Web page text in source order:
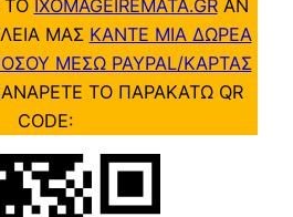
ΤΟ IXOMAGEIREMATA.GRΑΝ
ΜΑΣ ΚΑΝΤΕ ΜΙΑ ΔΩΡΕΑ
ΜΕΣΩ PAYPAL/ΚΑΡΤΑΣ
ΤΟ ΠΑΡΑΚΑΤΩ QR
CODE: